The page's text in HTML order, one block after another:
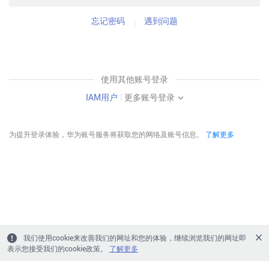
忘记密码 遇到问题
使用其他账号登录
IAM用户 | 更多账号登录
为提升登录体验，华为账号服务将获取您的网络及账号信息。 了解更多
我们使用cookie来改善我们的网址和您的体验，继续浏览我们的网址即
表示您接受我们的cookie政策。
了解更多